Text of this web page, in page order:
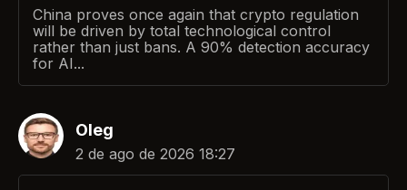
China proves once again that crypto regulation
will be driven by total technological control
rather than just bans. A 90% detection accuracy
for AI...
Oleg
2 de ago de 2026 18:27